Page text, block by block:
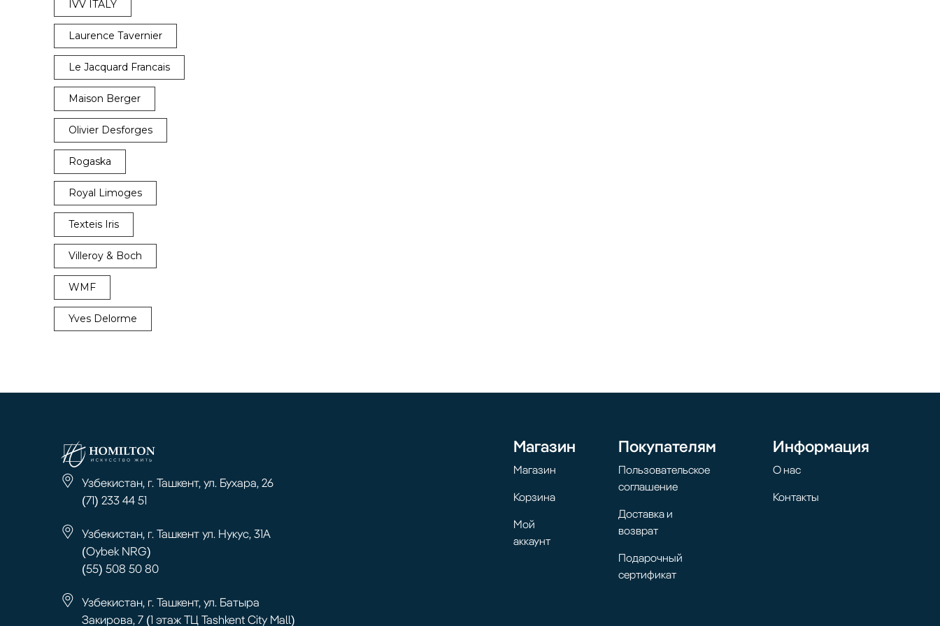
IVV ITALY
Laurence Tavernier
Le Jacquard Francais
Maison Berger
Olivier Desforges
Rogaska
Royal Limoges
Texteis Iris
Villeroy & Boch
WMF
Yves Delorme
Узбекистан, г. Ташкент, ул. Бухара, 26
(71) 233 44 51
Узбекистан, г. Ташкент ул. Нукус, 31А
(Oybek NRG)
(55) 508 50 80
Узбекистан, г. Ташкент, ул. Батыра
Закирова, 7 (1 этаж ТЦ Tashkent City Mall)
Магазин
Магазин
Корзина
Мой
аккаунт
Покупателям
Пользовательское
соглашение
Доставка и
возврат
Подарочный
сертификат
Информация
О нас
Контакты